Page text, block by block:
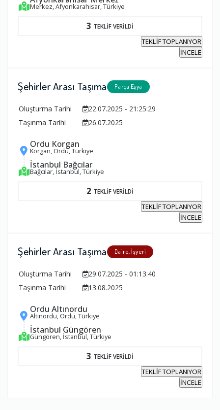
Merkez, Afyonkarahisar, Türkiye
3 TEKLİF VERİLDİ
TEKLİF TOPLANIYOR
İNCELE
Şehirler Arası Taşıma Parça Eşya
Oluşturma Tarihi
22.07.2025 - 21:25:29
Taşınma Tarihi
26.07.2025
Ordu Korgan
Korgan, Ordu, Türkiye
İstanbul Bağcılar
Bağcılar, İstanbul, Türkiye
2 TEKLİF VERİLDİ
TEKLİF TOPLANIYOR
İNCELE
Şehirler Arası Taşıma Daire, İşyeri
Oluşturma Tarihi
29.07.2025 - 01:13:40
Taşınma Tarihi
13.08.2025
Ordu Altınordu
Altınordu, Ordu, Türkiye
İstanbul Güngören
Güngören, İstanbul, Türkiye
3 TEKLİF VERİLDİ
TEKLİF TOPLANIYOR
İNCELE